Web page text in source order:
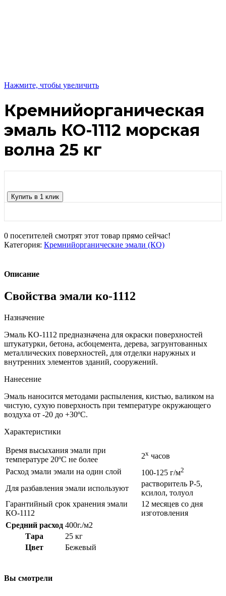
Нажмите, чтобы увеличить
Кремнийорганическая
эмаль КО-1112 морская
волна 25 кг
Купить в 1 клик
0 посетителей смотрят этот товар прямо сейчас!
Категория: Кремнийорганические эмали (КО)
Описание
Свойства эмали ко-1112
Назначение
Эмаль КО-1112 предназначена для окраски поверхностей
штукатурки, бетона, асбоцемента, дерева, загрунтованных
металлических поверхностей, для отделки наружных и
внутренних элементов зданий, сооружений.
Нанесение
Эмаль наносится методами распыления, кистью, валиком на
чистую, сухую поверхность при температуре окружающего
воздуха от -20 до +30ºС.
Характеристики
Время высыхания эмали при
температуре 20ºС не более
2х часов
Расход эмали эмали на один слой
100-125 г/м2
Для разбавления эмали используют
растворитель Р-5,
ксилол, толуол
Гарантийный срок хранения эмали
КО-1112
12 месяцев со дня
изготовления
Средний расход 400г./м2
Тара
25 кг
Цвет
Бежевый
Вы смотрели